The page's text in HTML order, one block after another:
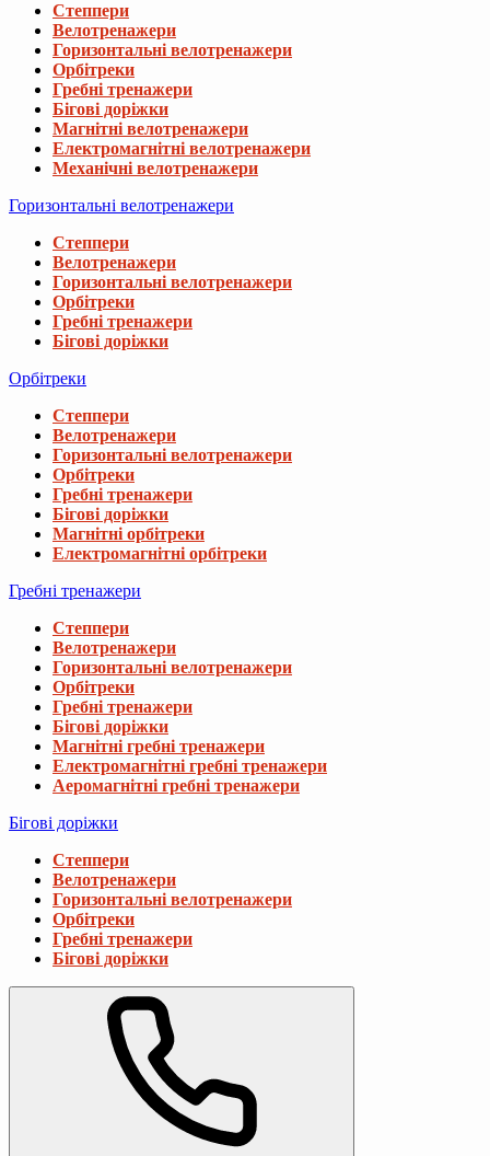
Степпери
Велотренажери
Горизонтальні велотренажери
Орбітреки
Гребні тренажери
Бігові доріжки
Магнітні велотренажери
Електромагнітні велотренажери
Механічні велотренажери
Горизонтальні велотренажери
Степпери
Велотренажери
Горизонтальні велотренажери
Орбітреки
Гребні тренажери
Бігові доріжки
Орбітреки
Степпери
Велотренажери
Горизонтальні велотренажери
Орбітреки
Гребні тренажери
Бігові доріжки
Магнітні орбітреки
Електромагнітні орбітреки
Гребні тренажери
Степпери
Велотренажери
Горизонтальні велотренажери
Орбітреки
Гребні тренажери
Бігові доріжки
Магнітні гребні тренажери
Електромагнітні гребні тренажери
Аеромагнітні гребні тренажери
Бігові доріжки
Степпери
Велотренажери
Горизонтальні велотренажери
Орбітреки
Гребні тренажери
Бігові доріжки